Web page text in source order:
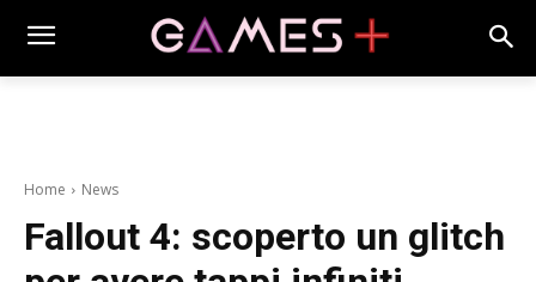
Home News
Fallout 4: scoperto un glitch